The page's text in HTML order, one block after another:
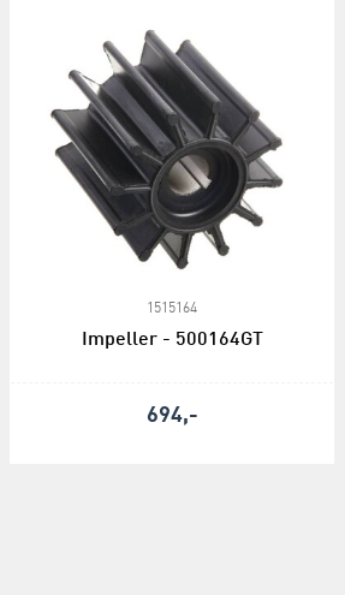
1515164
Impeller - 500164GT
694,-